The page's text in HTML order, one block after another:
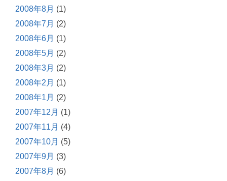
2008年8月 (1)
2008年7月 (2)
2008年6月 (1)
2008年5月 (2)
2008年3月 (2)
2008年2月 (1)
2008年1月 (2)
2007年12月 (1)
2007年11月 (4)
2007年10月 (5)
2007年9月 (3)
2007年8月 (6)